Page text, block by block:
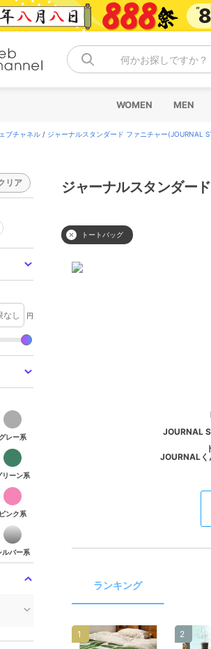
何かお探しですか？
WOMEN MEN
ブチャネル / ジャーナルスタンダード ファニチャー(JOURNAL
リア
円
グレー系
レー系
リーン系
リーン系
ピンク系
ンク系
ルバー系
ルバー系
トートバッグ
JOURNAL
JOURNALく
ランキング
1 2